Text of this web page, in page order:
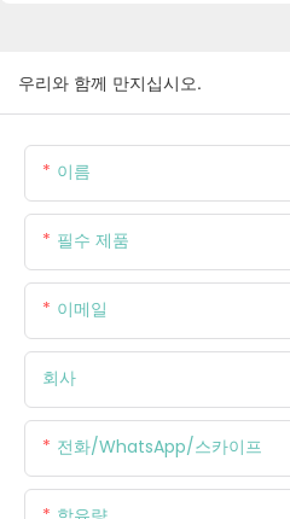
우리와 함께 만지십시오.
이름
필수 제품
이메일
회사
전화/WhatsApp/스카이프